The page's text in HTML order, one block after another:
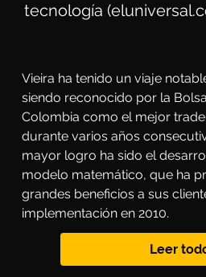
tecnología
Vieira ha tenido un viaje
siendo reconocido por la
Colombia como el mejor
durante varios años
mayor logro ha sido el
modelo matemático, que ha
grandes beneficios a sus
implementación en 2010.
Leer